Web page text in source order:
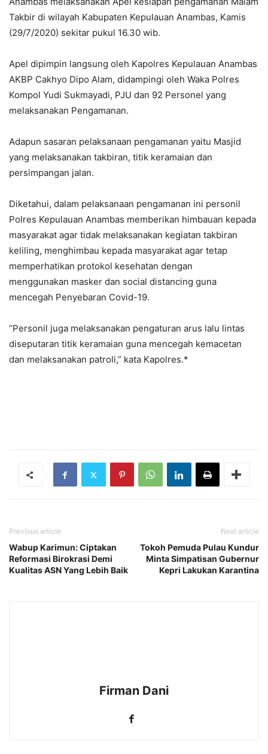
Takbir di wilayah Kabupaten Kepulauan Anambas, Kamis
(29/7/2020) sekitar pukul 16.30 wib.
Apel dipimpin langsung oleh Kapolres Kepulauan Anambas
AKBP Cakhyo Dipo Alam, didampingi oleh Waka Polres
Kompol Yudi Sukmayadi, PJU dan 92 Personel yang
melaksanakan Pengamanan.
Adapun sasaran pelaksanaan pengamanan yaitu Masjid
yang melaksanakan takbiran, titik keramaian dan
persimpangan jalan.
Diketahui, dalam pelaksanaan pengamanan ini personil
Polres Kepulauan Anambas memberikan himbauan kepada
masyarakat agar tidak melaksanakan kegiatan takbiran
keliling, menghimbau kepada masyarakat agar tetap
memperhatikan protokol kesehatan dengan
menggunakan masker dan social distancing guna
mencegah Penyebaran Covid-19.
“Personil juga melaksanakan pengaturan arus lalu lintas
diseputaran titik keramaian guna mencegah kemacetan
dan melaksanakan patroli,” kata Kapolres.*
Previous article
Wabup Karimun: Ciptakan
Reformasi Birokrasi Demi
Kualitas ASN Yang Lebih Baik
Next article
Tokoh Pemuda Pulau Kundur
Minta Simpatisan Gubernur
Kepri Lakukan Karantina
Firman Dani